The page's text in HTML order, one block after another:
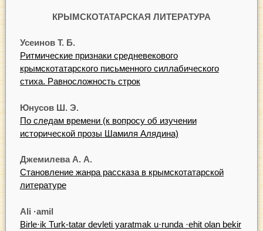
КРЫМСКОТАТАРСКАЯ ЛИТЕРАТУРА
Усеинов Т. Б.
Ритмические признаки средневекового
крымскотатарского письменного силлабического
стиха. Равносложность строк
Юнусов Ш. Э.
По следам времени (к вопросу об изучении
исторической прозы Шамиля Алядина)
Джемилева А. А.
Становление жанра рассказа в крымскотатарской
литературе
Ali ·amil
Birle·ik Turk-tatar devleti yaratmak u·runda ·ehit olan bekir